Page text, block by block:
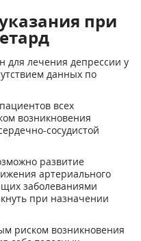
при
для лечения депрессии у
данных по
всех
возникновения
сосудистой
развитие
артериального
заболеваниями
при назначении
риском возникновения